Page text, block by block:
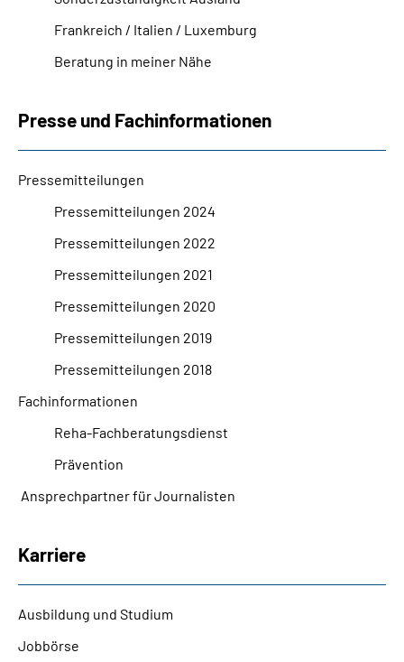
Frankreich / Italien / Luxemburg
Beratung in meiner Nähe
Presse und Fachinformationen
Pressemitteilungen
Pressemitteilungen 2024
Pressemitteilungen 2022
Pressemitteilungen 2021
Pressemitteilungen 2020
Pressemitteilungen 2019
Pressemitteilungen 2018
Fachinformationen
Reha-Fachberatungsdienst
Prävention
Ansprechpartner für Journalisten
Karriere
Ausbildung und Studium
Jobbörse